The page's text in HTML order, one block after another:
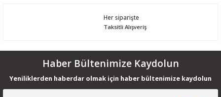
Her siparişte
Taksitli Alışveriş
Haber Bültenimize Kaydolun
Yeniliklerden haberdar olmak için haber bültenimize kaydolun